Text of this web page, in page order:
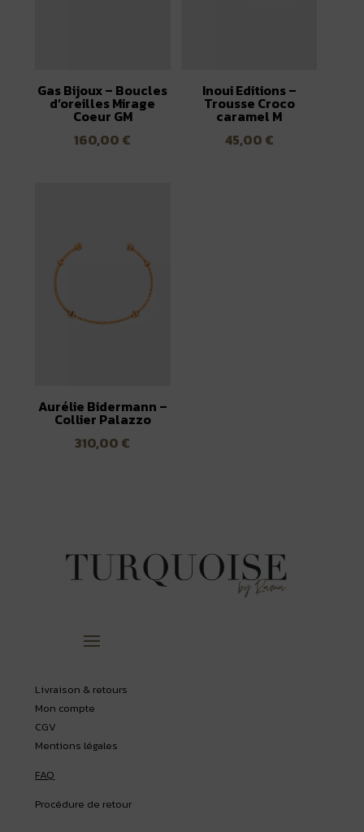
Gas Bijoux – Boucles
d’oreilles Mirage
Coeur GM
160,00 €
Inoui Editions –
Trousse Croco
caramel M
45,00 €
Aurélie Bidermann –
Collier Palazzo
310,00 €
Livraison & retours
Mon compte
CGV
Mentions légales
FAQ
Procédure de retour